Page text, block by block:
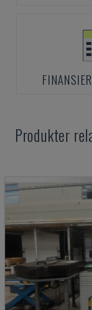
Produkter